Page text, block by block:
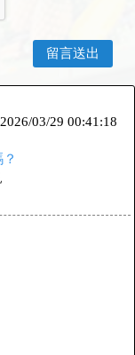
2026/03/29 00:41:18